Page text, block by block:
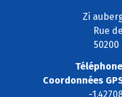
Zi
Rue
Coordonnées
-